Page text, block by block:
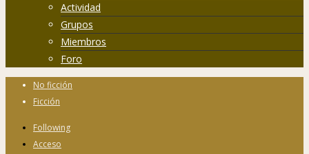
Actividad
Grupos
Miembros
Foro
No ficción
Ficción
Following
Acceso